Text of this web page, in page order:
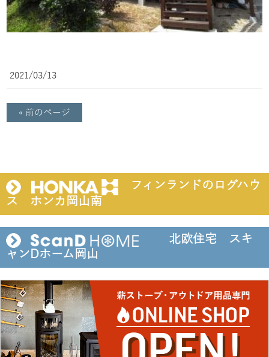
2021/03/13
« 前のページ
フィンランドのログハウ
ス ホンカ岡山南
北欧住宅 スキ
ャンDホーム岡山